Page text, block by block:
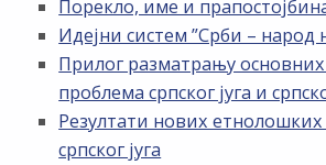
Порекло, име и
Идејни систем ”Срби – народ
Прилог разматрању
проблема српског југа и
Резултати нових
српског југа